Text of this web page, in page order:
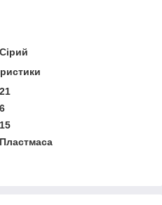
Сірий
21
6
15
Пластмаса